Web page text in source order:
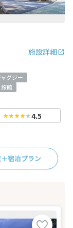
施設詳細
グジー
旅館
4.5
宿泊プラン